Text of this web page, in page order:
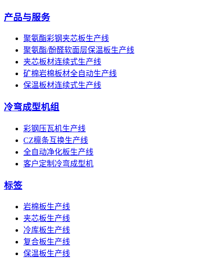
产品与服务
聚氨酯彩钢夹芯板生产线
聚氨酯/酚醛软面层保温板生产线
夹芯板材连续式生产线
矿棉岩棉板材全自动生产线
保温板材连续式生产线
冷弯成型机组
彩钢压瓦机生产线
CZ檩条互换生产线
全自动净化板生产线
客户定制冷弯成型机
标签
岩棉板生产线
夹芯板生产线
冷库板生产线
复合板生产线
保温板生产线